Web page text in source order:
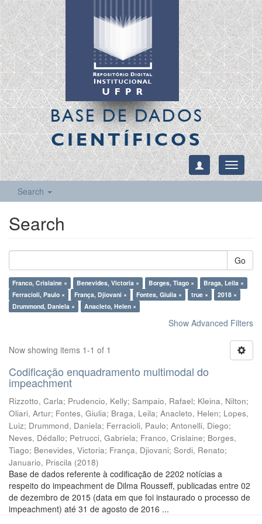
BASE DE DADOS
CIENTÍFICOS
Toggle
Search
Search
Go
Franco, Crislaine × Benevides, Victoria × Borges, Tiago ×
Braga, Leila ×
Ferracioli, Paulo ×
França, Djiovani × Fontes, Giulia × true ×
2018 ×
Drummond, Daniela ×
Anacleto, Helen ×
Show Advanced Filters
Now showing items 1-1 of 1
Codificação enquadramento multimodal do
impeachment
Rizzotto, Carla; Prudencio, Kelly; Sampaio, Rafael; Kleina, Nilton;
Oliari, Artur; Fontes, Giulia; Braga, Leila; Anacleto, Helen; Lopes,
Luiz; Drummond, Daniela; Ferracioli, Paulo; Antonelli, Diego;
Neves, Dédallo; Petrucci, Gabriela; Franco, Crislaine; Borges,
Tiago; Benevides, Victoria; França, Djiovani; Sordi, Renato;
Januario, Priscila (2018)
Base de dados referente à codificação de 2202 notícias a
respeito do impeachment de Dilma Rousseff, publicadas entre 02
de dezembro de 2015 (data em que foi instaurado o processo de
impeachment) até 31 de agosto de 2016 ...